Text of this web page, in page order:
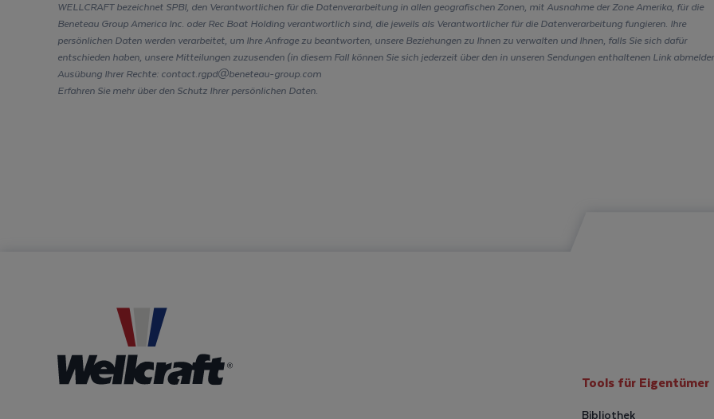
WELLCRAFT bezeichnet SPBI, den Verantwortlichen für die Datenverarbeitung in allen geografischen Zonen, mit Ausnahme der Zone Amerika, für die
Beneteau Group America Inc. oder Rec Boat Holding verantwortlich sind, die jeweils als Verantwortlicher für die Datenverarbeitung fungieren. Ihre
persönlichen Daten werden verarbeitet, um Ihre Anfrage zu beantworten, unsere Beziehungen zu Ihnen zu verwalten und Ihnen, falls Sie sich dafür
entschieden haben, unsere Mitteilungen zuzusenden (in diesem Fall können Sie sich jederzeit über den in unseren Sendungen enthaltenen Link
Ausübung Ihrer Rechte: contact.rgpd@beneteau-group.com
Erfahren Sie mehr über den Schutz Ihrer persönlichen Daten.
Tools für Eigentümer
Bibliothek